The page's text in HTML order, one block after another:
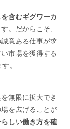
含むギグワーカ
。だからこそ、
意ある仕事が求
市場を獲得する
。
無限に拡大でき
を広げることが
らしい働き方を確